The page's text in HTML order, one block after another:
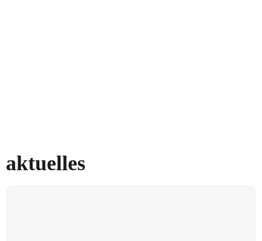
aktuelles